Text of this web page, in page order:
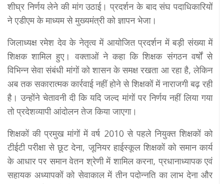
शीघ्र निर्णय लेने की मांग उठाई। प्रदर्शन के बाद संघ पदाधिकारियों
ने एडीएम के माध्यम से मुख्यमंत्री को ज्ञापन भेजा।
जिलाध्यक्ष रमेश देव के नेतृत्व में आयोजित प्रदर्शन में बड़ी संख्या में
शिक्षक शामिल हुए। वक्ताओं ने कहा कि शिक्षक संगठन वर्षों से
विभिन्न सेवा संबंधी मांगों को शासन के समक्ष रखता आ रहा है, लेकिन
अब तक सकारात्मक कार्रवाई नहीं होने से शिक्षकों में नाराजगी बढ़ रही
है। उन्होंने चेतावनी दी कि यदि जल्द मांगों पर निर्णय नहीं लिया गया
तो प्रदेशव्यापी आंदोलन तेज किया जाएगा।
शिक्षकों की प्रमुख मांगों में वर्ष 2010 से पहले नियुक्त शिक्षकों को
टीईटी परीक्षा से छूट देना, जूनियर हाईस्कूल शिक्षकों को समान कार्य
के आधार पर समान वेतन श्रेणी में शामिल करना, प्रधानाध्यापक एवं
सहायक अध्यापकों को सेवाकाल में तीन पदोन्नति का लाभ देना और